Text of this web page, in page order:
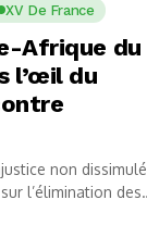
XV De France
Afrique du
l’œil du
non dissimulé
l’élimination des